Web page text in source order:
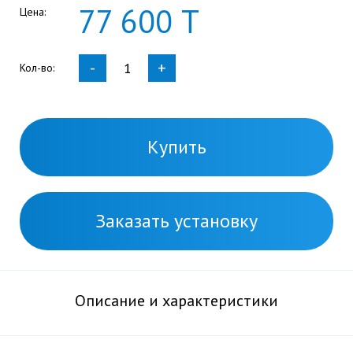
Цена: 77 600 Т
Кол-во: - +
Купить
Заказать установку
Описание и характеристики